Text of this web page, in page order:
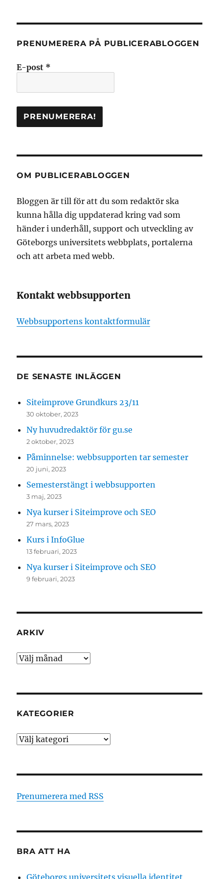
PRENUMERERA PÅ PUBLICERABLOGGEN
E-post *
OM PUBLICERABLOGGEN
Bloggen är till för att du som redaktör ska
kunna hålla dig uppdaterad kring vad som
händer i underhåll, support och utveckling av
Göteborgs universitets webbplats, portalerna
och att arbeta med webb.
Kontakt webbsupporten
Webbsupportens kontaktformulär
DE SENASTE INLÄGGEN
Siteimprove Grundkurs 23/11
30 oktober, 2023
Ny huvudredaktör för gu.se
2 oktober, 2023
Påminnelse: webbsupporten tar semester
20 juni, 2023
Semesterstängt i webbsupporten
3 maj, 2023
Nya kurser i Siteimprove och SEO
27 mars, 2023
Kurs i InfoGlue
13 februari, 2023
Nya kurser i Siteimprove och SEO
9 februari, 2023
ARKIV
Arkiv
KATEGORIER
Kategorier
Prenumerera med RSS
BRA ATT HA
Göteborgs universitets visuella identitet